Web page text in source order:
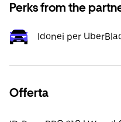
Perks from the
Idonei per
Offerta